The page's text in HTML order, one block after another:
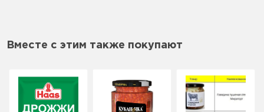
Вместе с этим также покупают